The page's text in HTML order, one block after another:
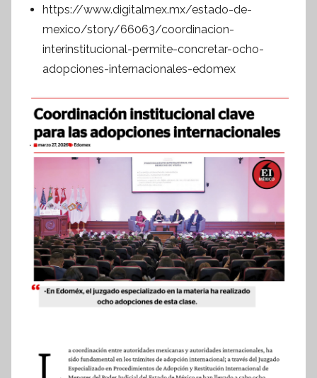
https://www.digitalmex.mx/estado-de-
mexico/story/66063/coordinacion-
interinstitucional-permite-concretar-ocho-
adopciones-internacionales-edomex